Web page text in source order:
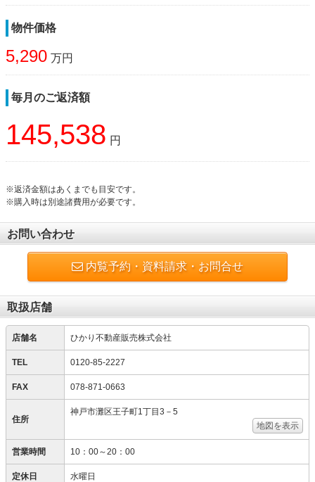
物件価格
5,290 万円
毎月のご返済額
145,538 円
※返済金額はあくまでも目安です。
※購入時は別途諸費用が必要です。
お問い合わせ
内覧予約・資料請求・お問合せ
取扱店舗
店舗名 ひかり不動産販売株式会社
TEL 0120-85-2227
FAX 078-871-0663
住所
神戸市灘区王子町1丁目3－5
地図を表示
営業時間 10：00～20：00
定休日 水曜日